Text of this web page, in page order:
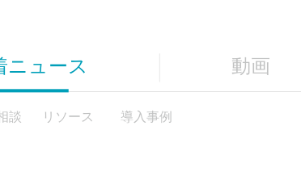
ニュース
談 リソース 導入事例
動画